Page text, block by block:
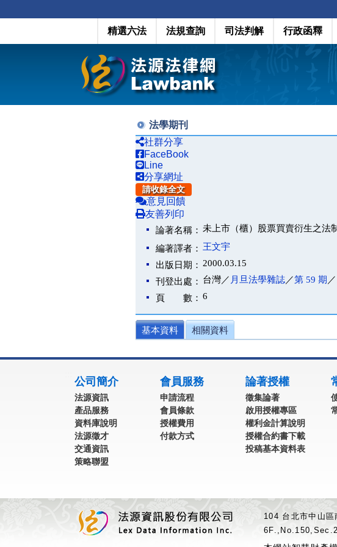
精選六法 法規查詢 司法判解 行政函釋
法學期刊
社群分享
FaceBook
Line
分享網址
請收錄全文
意見回饋
友善列印
論著名稱： 未上市（櫃）股票買賣衍生之法
編著譯者： 王文宇
出版日期： 2000.03.15
刊登出處： 台灣／ 月旦法學雜誌／第 59 期
頁 數： 6
基本資料 相關資料
公司簡介
法源資訊
產品服務
資料庫說明
法源徵才
交通資訊
策略聯盟
會員服務
申請流程
會員條款
授權費用
付款方式
論著授權
徵集論著
啟用授權專區
權利金計算說明
授權合約書下載
投稿基本資料表
104 台北市中山